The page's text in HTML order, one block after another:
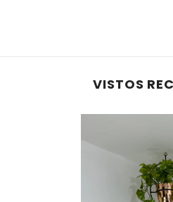
VISTOS